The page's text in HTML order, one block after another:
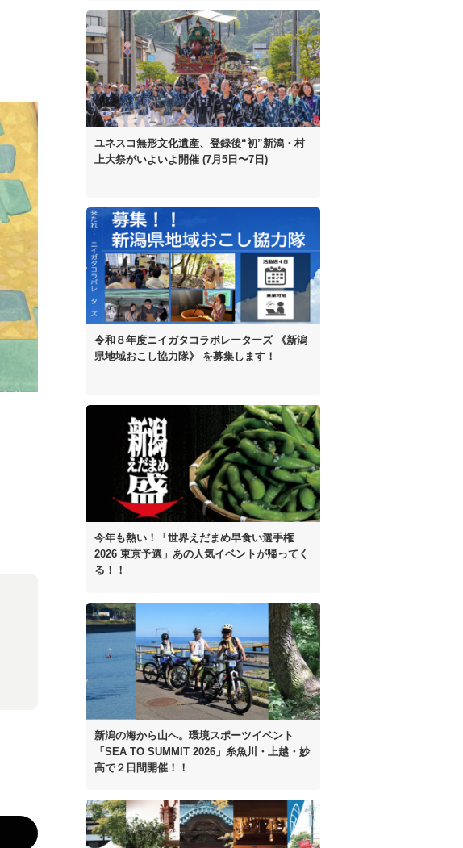
ユネスコ無形文化遺産、 登録後“初”新潟・村
上大祭がいよいよ開催 (7月5日〜7日)
令和８年度ニイガタコラボレーターズ
《新潟
県地域おこし協力隊》 を募集します！
今年も熱い！
「世界えだまめ早食い選手権
2026 東京予選」 あの人気イベントが帰ってく
る！！
新潟の海から山へ。 環境スポーツイベント
「SEA TO SUMMIT 2026」 糸魚川・上越・妙
高で２日間開催！！